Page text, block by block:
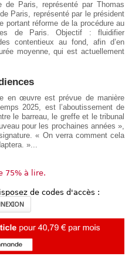
de Paris, représenté par Thomas
Paris, représenté par le président
portant réforme de la procédure au
de Paris. Objectif : fluidifier
contentieux au fond, afin d’en
moyenne, qui est actuellement
en œuvre est prévue de manière
2025, est l’aboutissement de
le barreau, le greffe et le tribunal
pour les prochaines années »,
« On verra comment cela
»...
75% à lire.
de codes d'accès :